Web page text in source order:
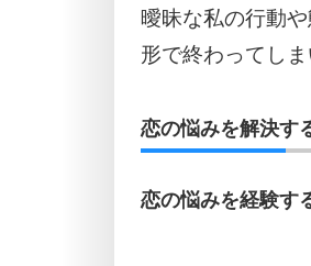
曖昧な私の行動
形で終わってしま
恋の悩みを解決す
恋の悩みを経験す